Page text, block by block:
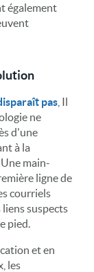
également
pas , Il
ne
d'une
à la
main-
ligne de
courriels
suspects
pied.
et en
les